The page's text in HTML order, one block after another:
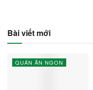
Bài viết mới
QUÁN ĂN NGON